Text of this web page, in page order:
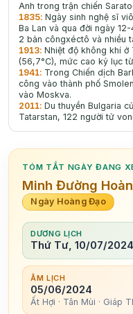
Anh trong trận chiến
1835:Ngày sinh nghệ sĩ
Ba Lan và qua đời ngày
2 bản côngxéctô và nhiều
1913:Nhiệt độ không khí ở
(56,7°C), mức cao kỷ lục
1941: Trong Chiến dịch
công vào thành phố
vào Moskva.
2011:Du thuyền Bulgaria
Tatarstan, 122 người tử
TÓM TẮT NGÀY ĐANG
Minh Đường
Ngày Hoàng Đạo
DƯƠNG LỊCH
Thứ Tư, 10/07/2024
ÂM LỊCH
05/06/2024
Ất Hợi · Tân Mùi · Giáp